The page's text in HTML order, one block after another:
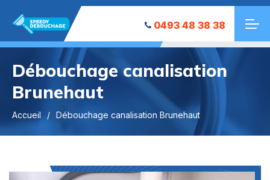
0493 48 38 38
Débouchage canalisation
Brunehaut
Accueil Débouchage canalisation Brunehaut